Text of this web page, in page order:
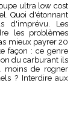
ultra low cost
Quoi d'étonnant
d'imprévu. Les
les problèmes
mieux payrer 20
façon : ce genre
du carburant ils
moins de rogner
? Interdire aux